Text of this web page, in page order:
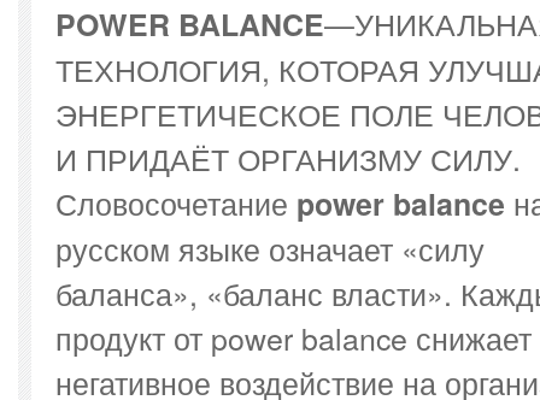
POWER BALANCE
ТЕХНОЛОГИЯ, КОТОРАЯ
ЭНЕРГЕТИЧЕСКОЕ ПОЛЕ
И ПРИДАЁТ ОРГАНИЗМУ СИЛУ.
Словосочетание power balance
русском языке означает «силу
баланса», «баланс власти».
продукт от power balance снижает
негативное воздействие на